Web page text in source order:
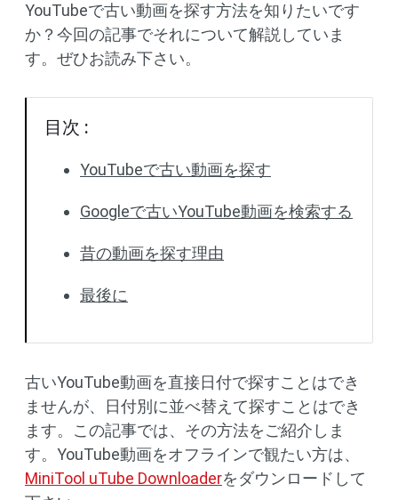
YouTubeで古い動画を探す方法を知りたいです
か？今回の記事でそれについて解説していま
す。ぜひお読み下さい。
目次 :
YouTubeで古い動画を探す
Googleで古いYouTube動画を検索する
昔の動画を探す理由
最後に
古いYouTube動画を直接日付で探すことはでき
ませんが、日付別に並べ替えて探すことはでき
ます。この記事では、その方法をご紹介しま
す。YouTube動画をオフラインで観たい方は、
MiniTool uTube Downloaderをダウンロードして